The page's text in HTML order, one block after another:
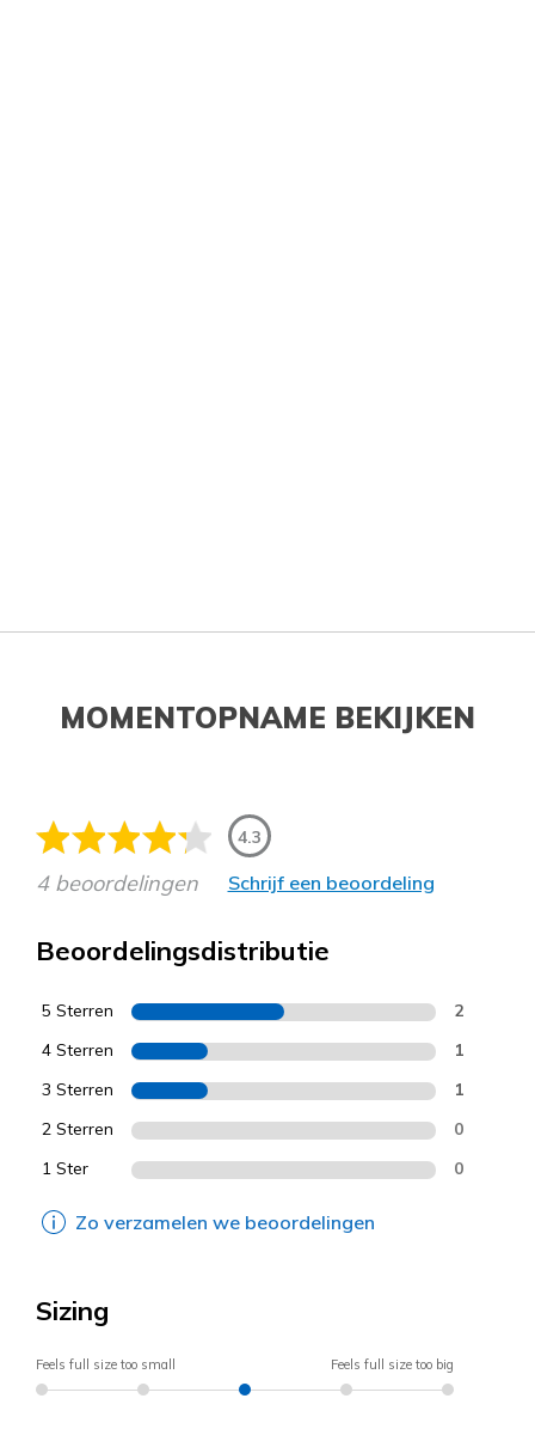
MOMENTOPNAME BEKIJKEN
4.3
4 beoordelingen Schrijf een beoordeling
Beoordelingsdistributie
5 Sterren 2
4 Sterren 1
3 Sterren 1
2 Sterren 0
1 Ster 0
Zo verzamelen we beoordelingen
Sizing
Feels full size too small Feels full size too big